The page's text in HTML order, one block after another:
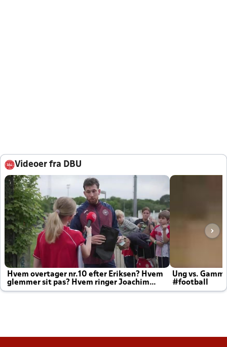
Videoer fra DBU
Hvem overtager nr.10 efter Eriksen? Hvem
glemmer sit pas? Hvem ringer Joachim
altid til efter kampe?
Ung vs.
#football